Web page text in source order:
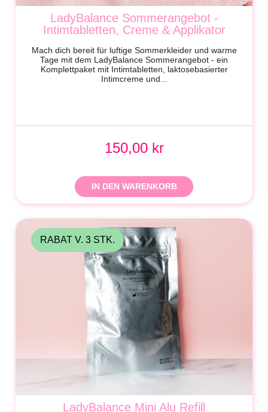
LadyBalance Sommerangebot -
Intimtabletten, Creme & Applikator
Mach dich bereit für luftige Sommerkleider und warme
Tage mit dem LadyBalance Sommerangebot - ein
Komplettpaket mit Intimtabletten, laktosebasierter
Intimcreme und...
150,00 kr
IN DEN WARENKORB
LadyBalance Mini Alu Refill
RABAT V. 3 STK.